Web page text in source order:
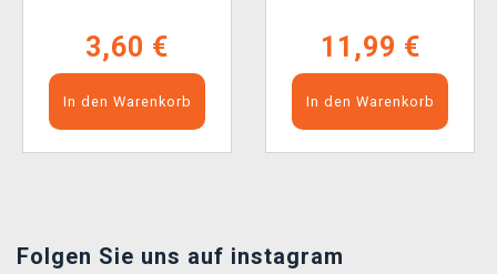
3,60 €
In den Warenkorb
11,99 €
In den Warenkorb
Folgen Sie uns auf instagram